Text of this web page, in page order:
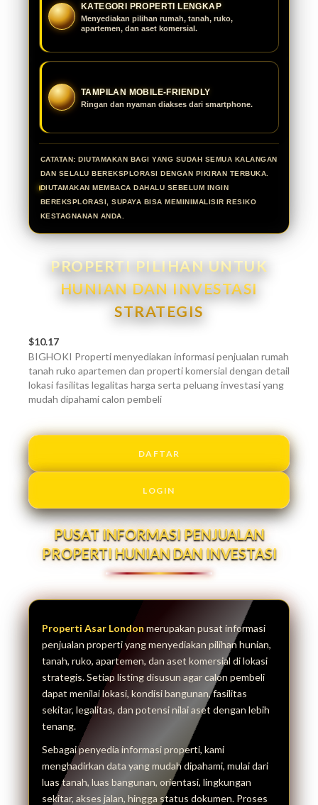
KATEGORI PROPERTI LENGKAP
Menyediakan pilihan rumah, tanah, ruko,
apartemen, dan aset komersial.
TAMPILAN MOBILE-FRIENDLY
Ringan dan nyaman diakses dari smartphone.
CATATAN: DIUTAMAKAN BAGI YANG SUDAH SEMUA KALANGAN
DAN SELALU BEREKSPLORASI DENGAN PIKIRAN TERBUKA.
DIUTAMAKAN MEMBACA DAHALU SEBELUM INGIN
BEREKSPLORASI, SUPAYA BISA MEMINIMALISIR RESIKO
KESTAGNANAN ANDA.
PROPERTI PILIHAN UNTUK
HUNIAN DAN INVESTASI
STRATEGIS
$10.17
BIGHOKI Properti menyediakan informasi penjualan rumah
tanah ruko apartemen dan properti komersial dengan detail
lokasi fasilitas legalitas harga serta peluang investasi yang
mudah dipahami calon pembeli
DAFTAR
LOGIN
PUSAT INFORMASI PENJUALAN
PROPERTI HUNIAN DAN INVESTASI
Properti Asar London merupakan pusat informasi
penjualan properti yang menyediakan pilihan hunian,
tanah, ruko, apartemen, dan aset komersial di lokasi
strategis. Setiap listing disusun agar calon pembeli
dapat menilai lokasi, kondisi bangunan, fasilitas
sekitar, legalitas, dan potensi nilai aset dengan lebih
tenang.
Sebagai penyedia informasi properti, kami
menghadirkan data yang mudah dipahami, mulai dari
luas tanah, luas bangunan, orientasi, lingkungan
sekitar, akses jalan, hingga status dokumen. Proses